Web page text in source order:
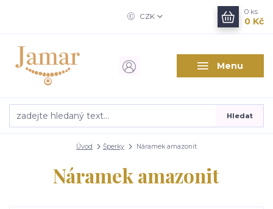
Menu
CZK
Hledat
0 ks
0 Kč
Úvod Šperky Náramek amazonit
Náramek amazonit